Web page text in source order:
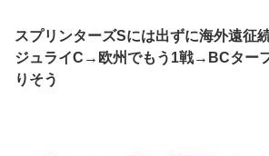
スプリンターズSには出ずに海外遠征
ジュライC→欧州でもう1戦→BCター
りそう